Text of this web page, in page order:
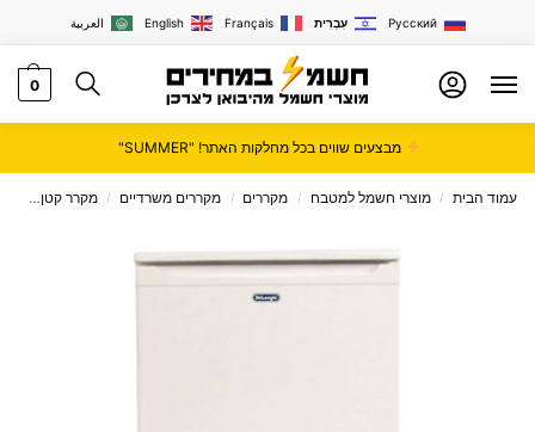
العربية English Français עִבְרִית Русский
0
מבצעים שווים בכל מחלקות האתר! "SUMMER"
עמוד הבית / מוצרי חשמל למטבח / מקררים / מקררים משרדיים / מקרר קטן